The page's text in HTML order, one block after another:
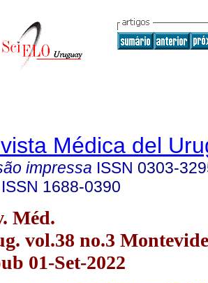
Médica del
impressa ISSN 0303-
ISSN 1688-0390
Méd.
vol.38 no.3
01-Set-2022